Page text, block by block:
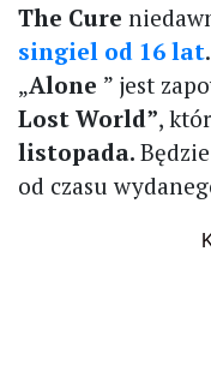
The Cure
singiel od 16 lat
„Alone ” jest
Lost World”,
listopada.
od czasu